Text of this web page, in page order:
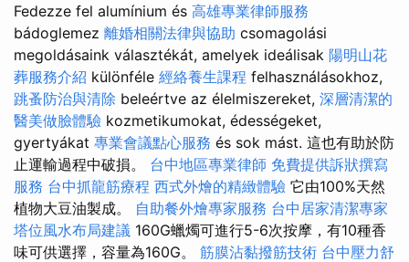
Fedezze fel alumínium és 高雄專業律師服務
bádoglemez 離婚相關法律與協助 csomagolási
megoldásaink választékát, amelyek ideálisak 陽明山花
葬服務介紹 különféle 經絡養生課程 felhasználásokhoz,
跳蚤防治與清除 beleértve az élelmiszereket, 深層清潔的
醫美做臉體驗 kozmetikumokat, édességeket,
gyertyákat 專業會議點心服務 és sok mást. 這也有助於防
止運輸過程中破損。 台中地區專業律師 免費提供訴狀撰寫
服務 台中抓龍筋療程 西式外燴的精緻體驗 它由100%天然
植物大豆油製成。 自助餐外燴專家服務 台中居家清潔專家
塔位風水布局建議 160G蠟燭可進行5-6次按摩，有10種香
味可供選擇，容量為160G。 筋膜沾黏撥筋技術 台中壓力舒